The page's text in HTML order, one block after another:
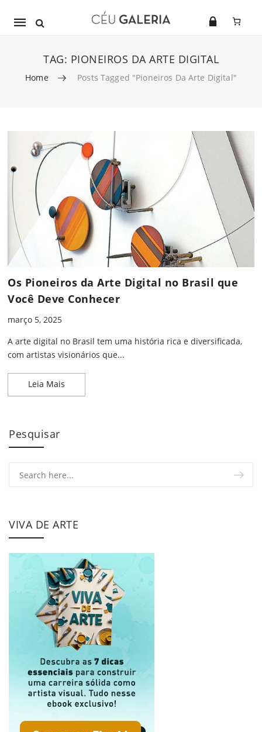
Mobile
TAG: PIONEIROS DA ARTE DIGITAL
Home Posts Tagged "pioneiros Da Arte Digital"
Os Pioneiros da Arte Digital no Brasil que
Você Deve Conhecer
março 5, 2025
A arte digital no Brasil tem uma história rica e diversificada,
com artistas visionários que...
Leia Mais
Pesquisar
VIVA DE ARTE